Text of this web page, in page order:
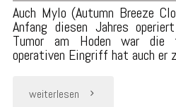
Auch Mylo (Autumn Breeze
Anfang diesen Jahres
Tumor am Hoden war die
operativen Eingriff hat auch er
weiterlesen "Mylo"